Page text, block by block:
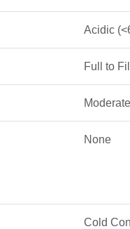
Acidic
Full to
None
Cold